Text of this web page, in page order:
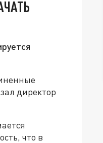
директор
что в